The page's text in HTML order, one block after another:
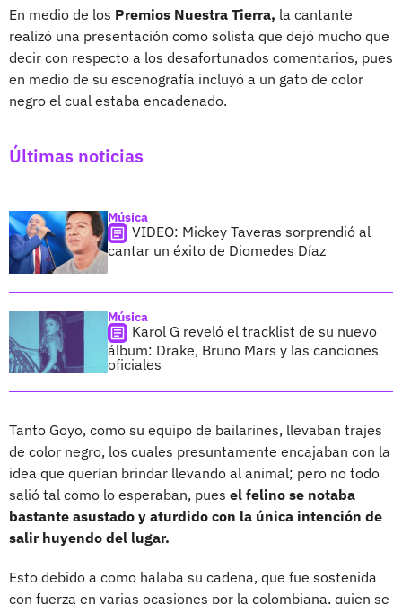
En medio de los Premios Nuestra Tierra, la cantante
realizó una presentación como solista que dejó mucho que
decir con respecto a los desafortunados comentarios, pues
en medio de su escenografía incluyó a un gato de color
negro el cual estaba encadenado.
Últimas noticias
Música
VIDEO: Mickey Taveras sorprendió al
cantar un éxito de Diomedes Díaz
Música
Karol G reveló el tracklist de su nuevo
álbum: Drake, Bruno Mars y las canciones
oficiales
Tanto Goyo, como su equipo de bailarines, llevaban trajes
de color negro, los cuales presuntamente encajaban con la
idea que querían brindar llevando al animal; pero no todo
salió tal como lo esperaban, pues el felino se notaba
bastante asustado y aturdido con la única intención de
salir huyendo del lugar.
Esto debido a como halaba su cadena, que fue sostenida
con fuerza en varias ocasiones por la colombiana, quien se